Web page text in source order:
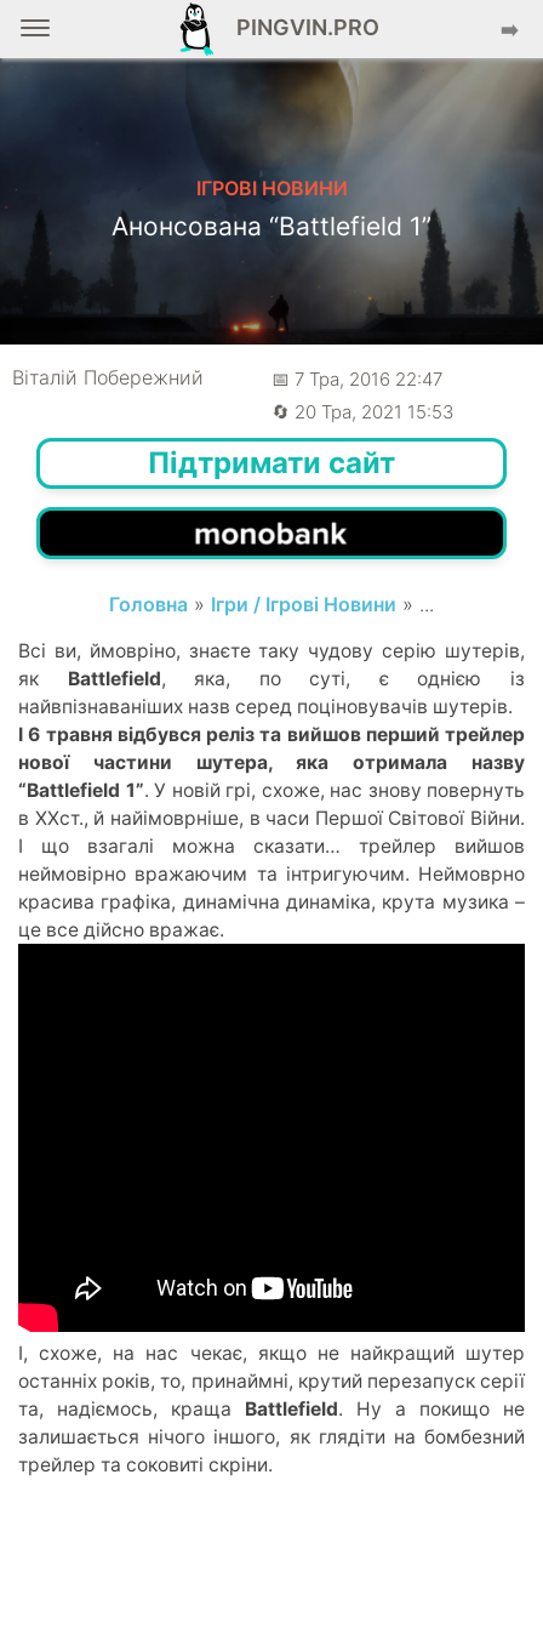
PINGVIN.PRO ➡️
ІГРОВІ НОВИНИ
Анонсована “Battlefield 1”
Віталій Побережний
📅 7 Тра, 2016 22:47
🔄 20 Тра, 2021 15:53
Підтримати сайт
Головна » Ігри / Ігрові Новини » ...
Всі ви, ймовріно, знаєте таку чудову серію шутерів,
як Battlefield, яка, по суті, є однією із
найвпізнаваніших назв серед поціновувачів шутерів.
І 6 травня відбувся реліз та вийшов перший трейлер
нової частини шутера, яка отримала назву
“Battlefield 1”. У новій грі, схоже, нас знову повернуть
в ХХст., й найімоврніше, в часи Першої Світової Війни.
І що взагалі можна сказати… трейлер вийшов
неймовірно вражаючим та інтригуючим. Неймоврно
красива графіка, динамічна динаміка, крута музика –
це все дійсно вражає.
І, схоже, на нас чекає, якщо не найкращий шутер
останніх років, то, принаймні, крутий перезапуск серії
та, надіємось, краща Battlefield. Ну а покищо не
залишається нічого іншого, як глядіти на бомбезний
трейлер та соковиті скріни.